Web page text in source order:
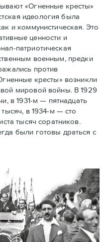
«Огненные крeсты»
идеология была
и коммунистическая. Это
ценности и
патриотическая
военным, предки
против
кресты» возникли
мировой войны. В 1929
в 1931-м — пятнадцать
в 1934-м — сто
тысяч соратников.
были готовы драться с